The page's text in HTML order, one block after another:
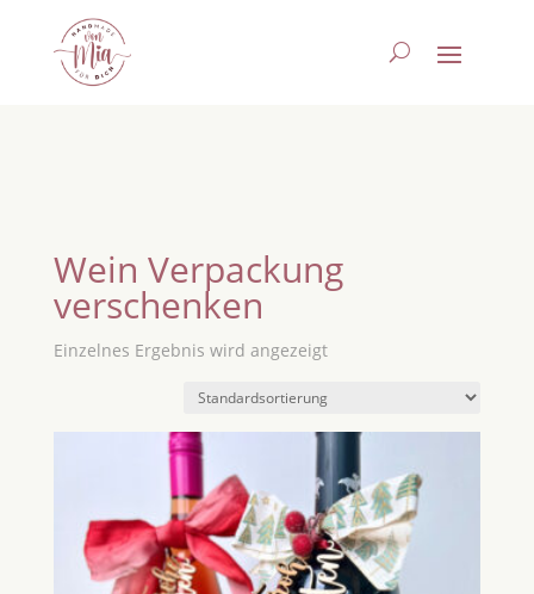
Wein Verpackung
verschenken
Einzelnes Ergebnis wird angezeigt